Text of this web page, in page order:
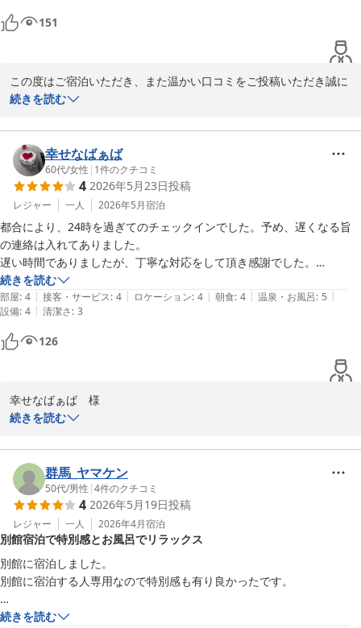
フロント
中野
2026-06-12
151
この度はご宿泊いただき、また温かい口コミをご投稿いただき誠に
ありがとうございます。
ーズにご案内できましたこと、こちらこそ感謝申し上げます。
温泉でゆっくりお過ごしいただけたこと、そして朝食やドリンクサ
ービスにもご満足いただけたとのお言葉、大変励みになります。
チェックアウトまでのひとときを快適にお過ごしいただけたよう
で、スタッフ一同嬉しく拝読いたしました。
また長浜へお越しの際には、ぜひお立ち寄りください。
心よりお待ちしております。
フロント　和泉
ホテルルートイン長浜インター
続きを読む
幸せなばぁば
60代/女性 | 1件のクチコミ
4 2026年5月23日投稿
レジャー 一人 2026年5月宿泊
都合により、24時を過ぎてのチェックインでした。予め、遅くなる旨
の連絡は入れてありました。
遅い時間でありましたが、丁寧な対応をして頂き感謝でした。
温泉は午前2時まで入浴可能であったので、ゆっくり入ることもできま
した。
朝食は和洋あり大変満足でした。
朝食後のドリンクサービスもチェックアウトまであり、チェックアウト
の時間まで、ゆっくり旅行を満喫できました✨
続きを読む
部屋: 4 | 接客・サービス: 4 | ロケーション: 4 | 朝食: 4 | 温泉・お風呂: 5 |
設備: 4 | 清潔さ: 3
126
幸せなばぁば　様
りがとうございます。
24時を過ぎてのご到着でしたが、事前にご連絡をいただきありがと
うございました。
当ホテルの自慢でもあります大浴場と朝食、ウェルカムコーヒーサ
ービスにお褒めの言葉を頂戴し大変嬉しく思います。
旅でお疲れのお身体も十分に休めていただけたようで何よりでござ
います。
また長浜へお越しの際はぜひ当ホテルへご宿泊くださいませ。
続きを読む
群馬_ヤマケン
50代/男性 |4件のクチコミ
4 2026年5月19日投稿
レジャー 一人 2026年4月宿泊
別館宿泊で特別感とお風呂でリラックス
別館に宿泊しました。
別館に宿泊する人専用なので特別感も有り良かったです。
お城巡りでちょっと疲れていましたが、
続きを読む